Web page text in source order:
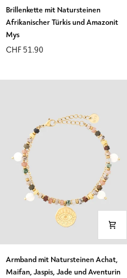
Brillenkette
mit
Natursteinen
Afrikanischer
Türkis
Amazonit
Brillenkette mit Natursteinen
Afrikanischer Türkis und Amazonit
Mys
CHF 51.90
Armband
Armband mit Natursteinen Achat,
Maifan, Jaspis, Jade und Aventurin